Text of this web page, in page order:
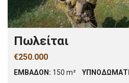
Πωλείται
€250.000
ΕΜΒΑΔΟΝ: 150 m²